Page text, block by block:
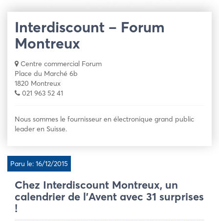
Interdiscount – Forum
Montreux
Centre commercial Forum
Place du Marché 6b
1820 Montreux
021 963 52 41
Nous sommes le fournisseur en électronique grand public
leader en Suisse.
Paru le: 16/12/2015
Chez Interdiscount Montreux, un
calendrier de l’Avent avec 31 surprises
!